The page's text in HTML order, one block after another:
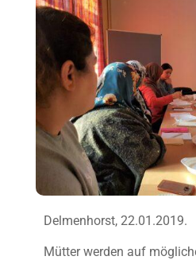
Delmenhorst, 22.01.2019.
Mütter werden auf